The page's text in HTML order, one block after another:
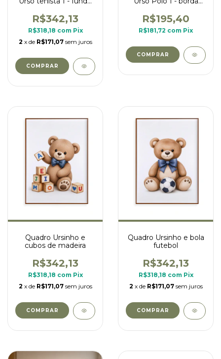
R$342,13
R$318,18 com Pix
2 x de R$171,07 sem juros
COMPRAR
R$195,40
R$181,72 com Pix
COMPRAR
Quadro Ursinho e
cubos de madeira
R$342,13
R$318,18 com Pix
2 x de R$171,07 sem juros
COMPRAR
Quadro Ursinho e bola
futebol
R$342,13
R$318,18 com Pix
2 x de R$171,07 sem juros
COMPRAR